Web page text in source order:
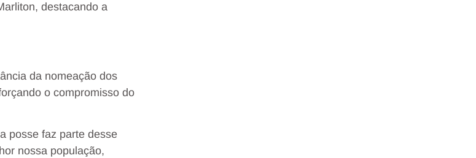
destacando a
da nomeação dos
o compromisso do
posse faz parte desse
nossa população,